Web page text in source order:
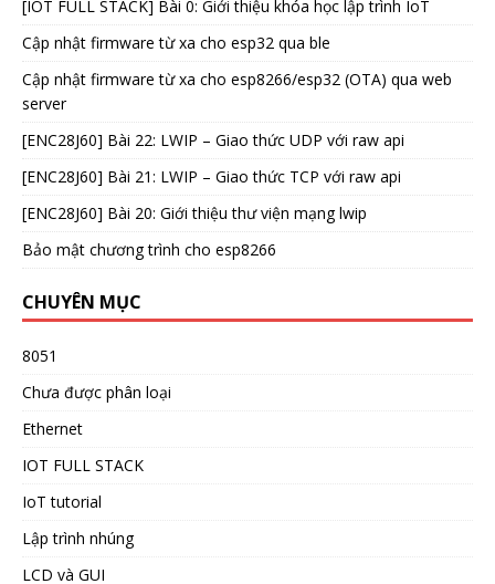
[IOT FULL STACK] Bài 0: Giới thiệu khóa học lập trình IoT
Cập nhật firmware từ xa cho esp32 qua ble
Cập nhật firmware từ xa cho esp8266/esp32 (OTA) qua web
server
[ENC28J60] Bài 22: LWIP – Giao thức UDP với raw api
[ENC28J60] Bài 21: LWIP – Giao thức TCP với raw api
[ENC28J60] Bài 20: Giới thiệu thư viện mạng lwip
Bảo mật chương trình cho esp8266
CHUYÊN MỤC
8051
Chưa được phân loại
Ethernet
IOT FULL STACK
IoT tutorial
Lập trình nhúng
LCD và GUI